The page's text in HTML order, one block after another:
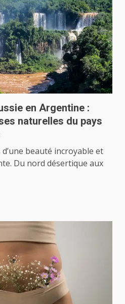
en Argentine :
naturelles du pays
beauté incroyable et
Du nord désertique aux